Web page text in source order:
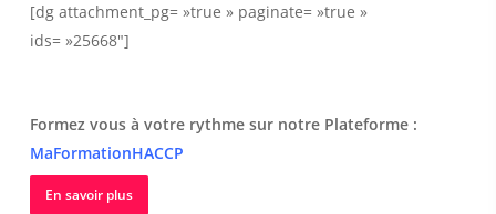
[dg attachment_pg= »true » paginate= »true »
ids= »25668″]
Formez vous à votre rythme sur notre Plateforme :
MaFormationHACCP
En savoir plus